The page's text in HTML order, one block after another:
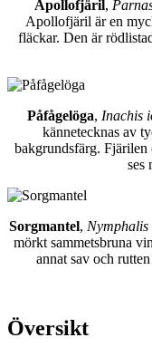
Apollofjäril,
Apollofjäril är en
fläckar. Den är
Påfågelöga, Inachis
kännetecknas av
bakgrundsfärg.
ses
Sorgmantel,
mörkt sammetsbruna
annat sav och
Översikt